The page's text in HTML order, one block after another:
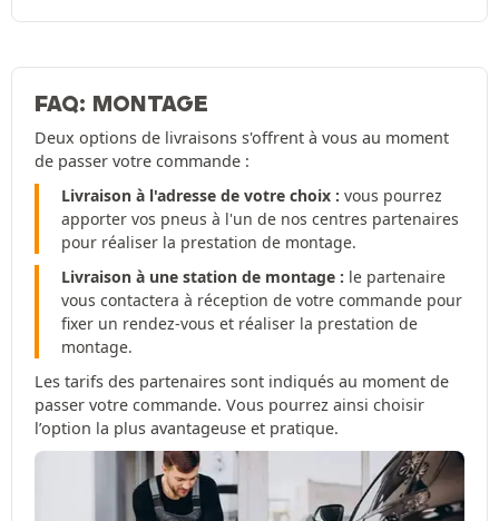
FAQ: MONTAGE
Deux options de livraisons s'offrent à vous au moment
de passer votre commande :
Livraison à l'adresse de votre choix : vous pourrez
apporter vos pneus à l'un de nos centres partenaires
pour réaliser la prestation de montage.
Livraison à une station de montage : le partenaire
vous contactera à réception de votre commande pour
fixer un rendez-vous et réaliser la prestation de
montage.
Les tarifs des partenaires sont indiqués au moment de
passer votre commande. Vous pourrez ainsi choisir
l’option la plus avantageuse et pratique.